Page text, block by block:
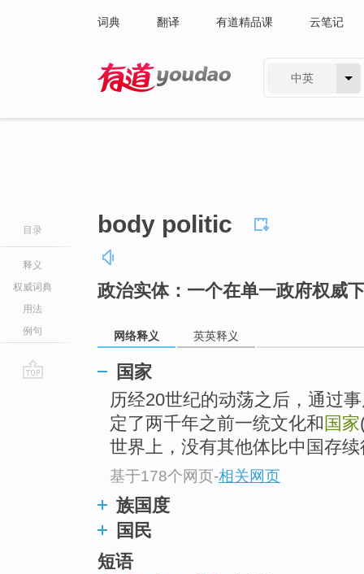
词典 翻译 有道精品课 云笔记
中英
目录
释义
权威词典
用法
例句
body politic
政治实体：一个在单一政府权威
网络释义 英英释义
国家
历经20世纪的动荡之后，通过
定了两千年之前一统文化和 国家
世界上，没有其他体比中国存
基于178个网页-相关网页
族国度
国民
短语